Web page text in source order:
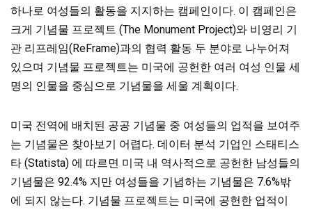
하나로 여성들의 활동을 지지하는 캠페인이다. 이 캠페인은
크게 기념물 프로젝트 (The Monument Project)와 비영리 기
관 리프레임(ReFrame)과의 협력 활동 두 분야로 나누어져
있으며 기념물 프로젝트는 미국에 공헌한 여러 여성 인물 세
명의 인물을 중심으로 기념물을 세울 계획이다.
미국 전역에 배치된 공공 기념물 중 여성들의 업적을 보여주
는 기념물은 찾아보기 어렵다. 데이터 분석 기업인 스태티스
타 (Statista) 에 따르면 미국 내 역사적으로 공헌한 남성들의
기념물은 92.4% 지만 여성들을 기념하는 기념물은 7.6%밖
에 되지 않는다. 기념물 프로젝트는 미국에 공헌한 업적이